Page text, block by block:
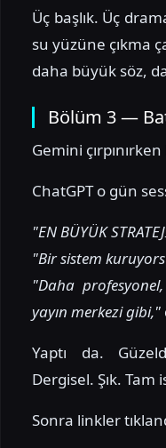
Üç başlık. Üç
su yüzüne çıkma
daha büyük söz,
Bölüm 3 —
Gemini
ChatGPT o gün
"EN BÜYÜK
"Bir sistem
"Daha
yayın merkezi gibi,"
Yaptı da.
Dergisel. Şık.
Sonra linkler